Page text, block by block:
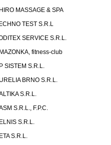
MASSAGE & SPA
TEST S.R.L
SERVICE S.R.L.
fitness-club
SISTEM S.R.L.
BRNO S.R.L.
S.R.L.
S.R.L., F.P.C.
S.R.L.
S.R.L.